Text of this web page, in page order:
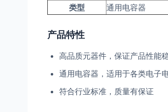
类型
通用电容器
产品特性
高品质元器件，保证产品性能
通用电容器，适用于各类电子
符合行业标准，质量有保证